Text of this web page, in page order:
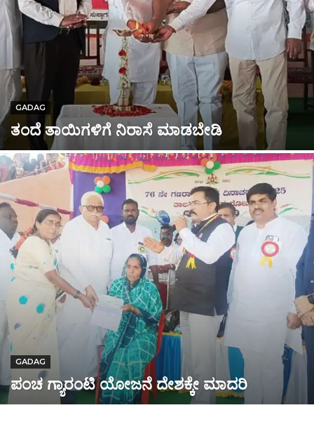
GADAG
ತಂದೆ ತಾಯಿಗಳಿಗೆ ನಿರಾಸೆ ಮಾಡಬೇಡಿ
GADAG
ಪಂಚ ಗ್ಯಾರಂಟಿ ಯೋಜನೆ ದೇಶಕ್ಕೇ ಮಾದರಿ